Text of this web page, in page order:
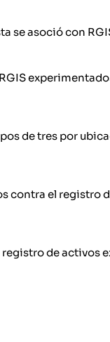
se asoció con
de tres por
contra el registro
de activos